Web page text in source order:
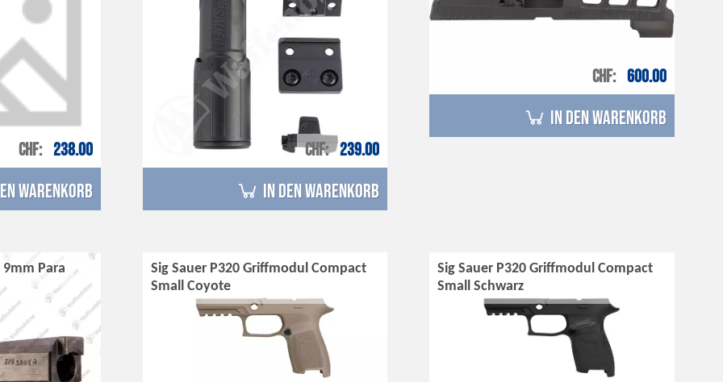
CHF 238.00
Warenkorb
CHF 239.00
in den Warenkorb
CHF 600.00
in den Warenkorb
9mm Para
Sig Sauer P320 Griffmodul Compact
Small Coyote
Sig Sauer P320 Griffmodul Compact
Small Schwarz